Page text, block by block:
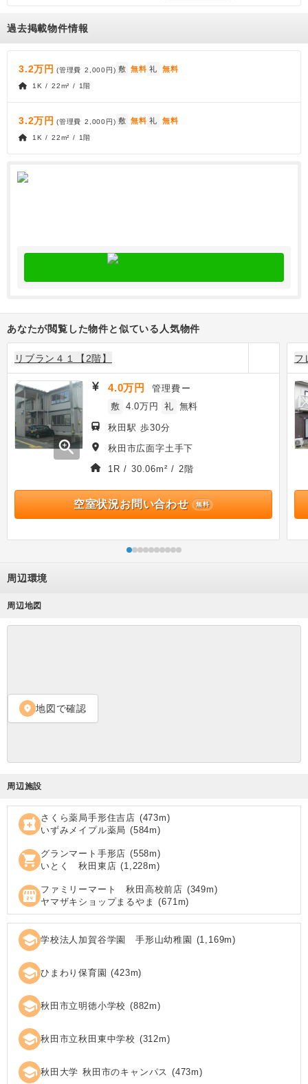
過去掲載物件情報
3.2万円 (管理費 2,000円) 敷 無料 礼 無料
1K / 22m² / 1階
3.2万円 (管理費 2,000円) 敷 無料 礼 無料
1K / 22m² / 1階
あなたが閲覧した物件と似ている人気物件
リブラン４１【2階】
zoom_in
4.0万円 管理費 ー
敷 4.0万円 礼 無料
秋田駅 歩30分
秋田市広面字土手下
1R / 30.06m² / 2階
空室状況お問い合わせ 無料
フ
周辺環境
周辺地図
location_on 地図で確認
周辺施設
local_pharmacy さくら薬局手形住吉店 (473m)
いずみメイプル薬局 (584m)
shopping_cart グランマート手形店 (558m)
いとく 秋田東店 (1,228m)
local_convenience_store ファミリーマート 秋田高校前店 (349m)
ヤマザキショップまるやま (671m)
school 学校法人加賀谷学園 手形山幼稚園 (1,169m)
school ひまわり保育園 (423m)
school 秋田市立明徳小学校 (882m)
school 秋田市立秋田東中学校 (312m)
school 秋田大学 秋田市のキャンパス (473m)